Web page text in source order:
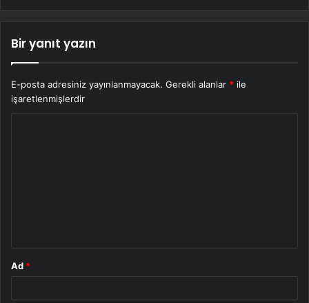
Bir yanıt yazın
E-posta adresiniz yayınlanmayacak. Gerekli alanlar * ile
işaretlenmişlerdir
Ad *